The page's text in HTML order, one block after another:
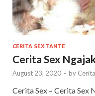
CERITA SEX TANTE
Cerita Sex
August 23, 2020 - by
Cerita Sex – Cerita Sex